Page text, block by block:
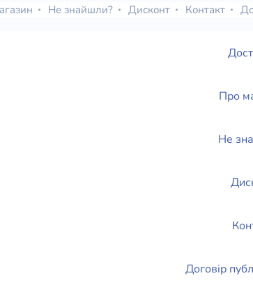
Не знайшли? Дисконт Контакт
Про
Не
Договір